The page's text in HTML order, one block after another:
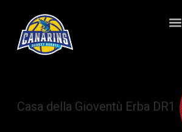
Casa della Gioventù Erba DR1